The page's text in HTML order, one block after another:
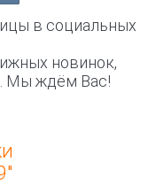
в социальных
новинок,
Мы ждём Вас!